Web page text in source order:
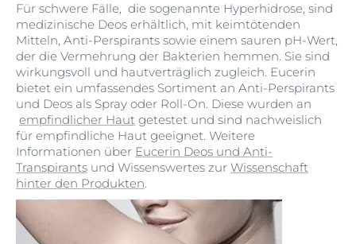
Für schwere Fälle, die sogenannte Hyperhidrose, sind
medizinische Deos erhältlich, mit keimtötenden
Mitteln, Anti-Perspirants sowie einem sauren pH-Wert,
der die Vermehrung der Bakterien hemmen. Sie sind
wirkungsvoll und hautverträglich zugleich. Eucerin
bietet ein umfassendes Sortiment an Anti-Perspirants
und Deos als Spray oder Roll-On. Diese wurden an
empfindlicher Haut getestet und sind nachweislich
für empfindliche Haut geeignet. Weitere
Informationen über Eucerin Deos und Anti-
Transpirants und Wissenswertes zur Wissenschaft
hinter den Produkten.